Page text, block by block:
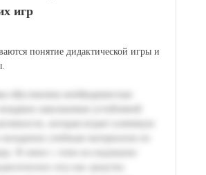
игр
понятие дидактической игры и